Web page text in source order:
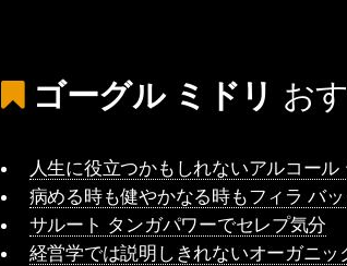
ゴーグル ミドリ お
人生に役立つかもしれないアルコー
病める時も健やかなる時もフィラ バッ
サルート タンガパワーでセレプ気分
経営学では説明しきれないオーガニッ